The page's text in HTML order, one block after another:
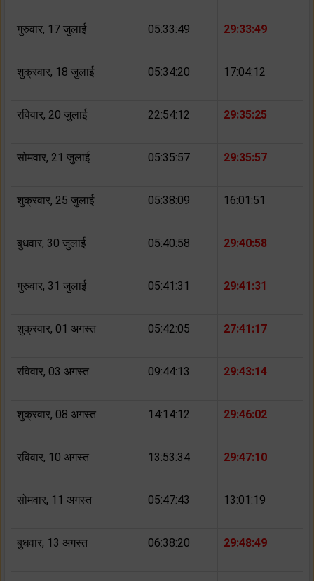
गुरुवार, 17 जुलाई 05:33:49 29:33:49
शुक्रवार, 18 जुलाई 05:34:20 17:04:12
रविवार, 20 जुलाई 22:54:12 29:35:25
सोमवार, 21 जुलाई 05:35:57 29:35:57
शुक्रवार, 25 जुलाई 05:38:09 16:01:51
बुधवार, 30 जुलाई 05:40:58 29:40:58
गुरुवार, 31 जुलाई 05:41:31 29:41:31
शुक्रवार, 01 अगस्त 05:42:05 27:41:17
रविवार, 03 अगस्त 09:44:13 29:43:14
शुक्रवार, 08 अगस्त 14:14:12 29:46:02
रविवार, 10 अगस्त 13:53:34 29:47:10
सोमवार, 11 अगस्त 05:47:43 13:01:19
बुधवार, 13 अगस्त 06:38:20 29:48:49